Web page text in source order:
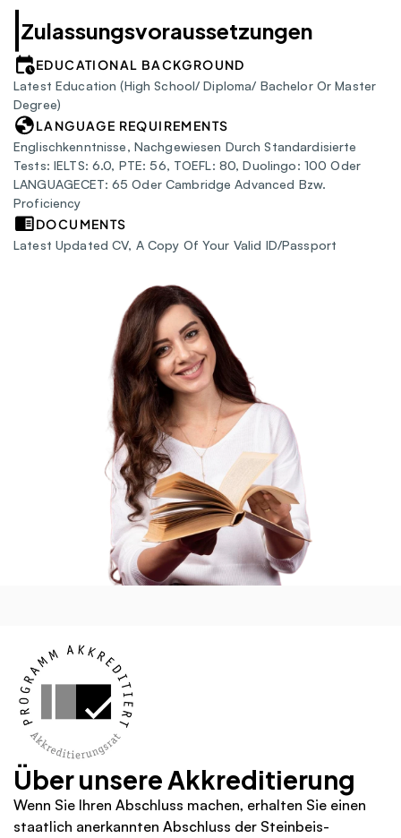
Zulassungsvoraussetzungen
EDUCATIONAL BACKGROUND
Latest Education (High School/ Diploma/ Bachelor Or Master
Degree)
LANGUAGE REQUIREMENTS
Englischkenntnisse, Nachgewiesen Durch Standardisierte
Tests: IELTS: 6.0, PTE: 56, TOEFL: 80, Duolingo: 100 Oder
LANGUAGECET: 65 Oder Cambridge Advanced Bzw.
Proficiency
DOCUMENTS
Latest Updated CV, A Copy Of Your Valid ID/Passport
Über unsere Akkreditierung
Wenn Sie Ihren Abschluss machen, erhalten Sie einen
staatlich anerkannten Abschluss der Steinbeis-